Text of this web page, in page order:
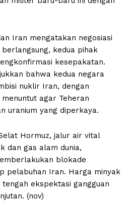
Iran mengatakan negosiasi
kedua pihak
kesepakatan.
bahwa kedua negara
nuklir Iran, dengan
agar Teheran
uranium yang diperkaya.
Hormuz, jalur air vital
dan gas alam dunia,
blokade
pelabuhan Iran. Harga minyak
ekspektasi gangguan
(nov)